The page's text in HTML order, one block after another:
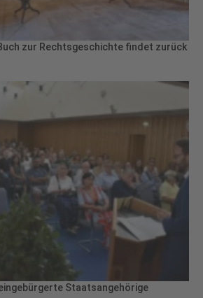
zur Rechtsgeschichte findet zurück
Staatsangehörige